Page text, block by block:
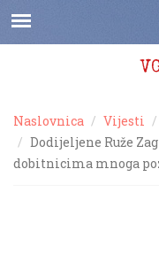
Naslovnica Vijesti
Dodijeljene Ruže
dobitnicima mnoga